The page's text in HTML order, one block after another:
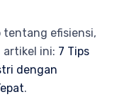
efisiensi,
artikel ini: 7 Tips
dengan
.